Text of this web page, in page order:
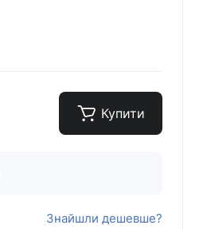
Купити
Знайшли дешевше?